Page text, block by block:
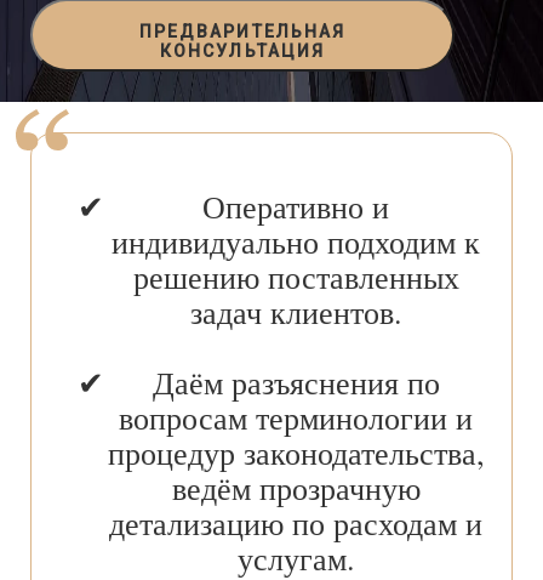
ПРЕДВАРИТЕЛЬНАЯ
КОНСУЛЬТАЦИЯ
Оперативно и
индивидуально подходим к
решению поставленных
задач клиентов.
Даём разъяснения по
вопросам терминологии и
процедур законодательства,
ведём прозрачную
детализацию по расходам и
услугам.